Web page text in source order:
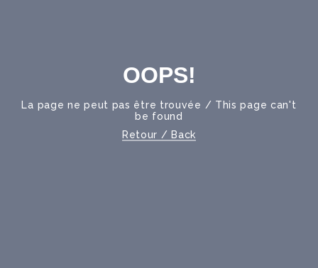
OOPS!
La page ne peut pas être trouvée / This page can't
be found
Retour / Back